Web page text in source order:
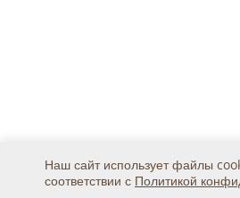
Наш сайт использует файлы
соответствии с Политикой